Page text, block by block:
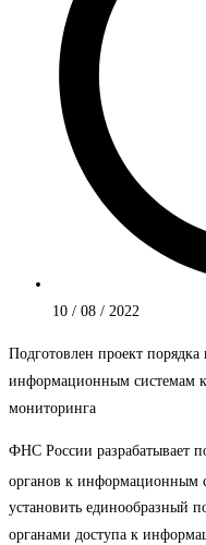
10 / 08 / 2022
Подготовлен проект
информационным системам
мониторинга
ФНС России разрабатывает
органов к информационным
установить единообразный
органами доступа к